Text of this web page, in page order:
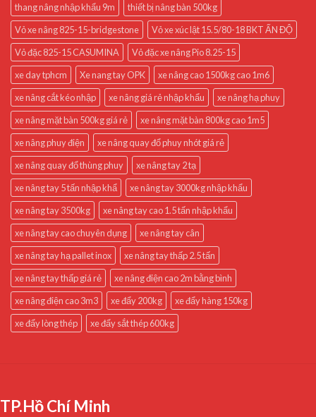
thang nâng nhập khẩu 9m
thiết bị nâng bàn 500kg
Vỏ xe nâng 825-15-bridgestone
Vỏ xe xúc lật 15.5/80-18 BKT ẤN ĐỘ
Vỏ đặc 825-15 CASUMINA
Vỏ đặc xe nâng Pio 8.25-15
xe day tphcm
Xe nang tay OPK
xe nâng cao 1500kg cao 1m6
xe nâng cắt kéo nhập
xe nâng giá rẻ nhập khẩu
xe nâng hạ phuy
xe nâng mặt bàn 500kg giá rẻ
xe nâng mặt bàn 800kg cao 1m5
xe nâng phuy điện
xe nâng quay đổ phuy nhót giá rẻ
xe nâng quay đổ thùng phuy
xe nâng tay 2 tạ
xe nâng tay 5 tấn nhập khẩ
xe nâng tay 3000kg nhập khẩu
xe nâng tay 3500kg
xe nâng tay cao 1.5 tấn nhập khẩu
xe nâng tay cao chuyên dụng
xe nâng tay cân
xe nâng tay hạ pallet inox
xe nâng tay thấp 2.5 tấn
xe nâng tay thấp giá rẻ
xe nâng điện cao 2m bằng bình
xe nâng điện cao 3m3
xe đẩy 200kg
xe đẩy hàng 150kg
xe đẩy lòng thép
xe đẩy sắt thép 600kg
TP.Hồ Chí Minh